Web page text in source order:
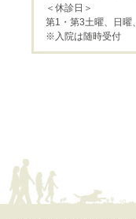
＜休診日＞
第1・第3土曜、日曜
※入院は随時受付